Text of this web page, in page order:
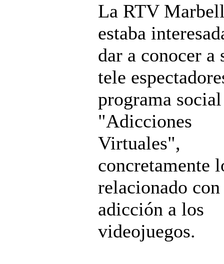
La RTV
estaba
dar a conocer a
tele
programa social
"Adicciones
Virtuales",
concretamente
relacionado
adicción a los
videojuegos.